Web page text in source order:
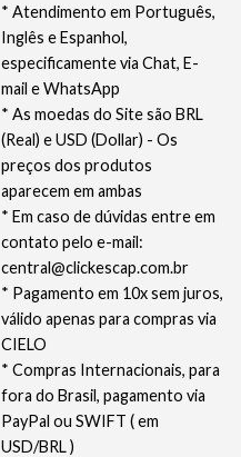
* Atendimento em Português,
Inglês e Espanhol,
especificamente via Chat, E-
mail e WhatsApp
* As moedas do Site são BRL
(Real) e USD (Dollar) - Os
preços dos produtos
aparecem em ambas
* Em caso de dúvidas entre em
contato pelo e-mail:
central@clickescap.com.br
* Pagamento em 10x sem juros,
válido apenas para compras via
CIELO
* Compras Internacionais, para
fora do Brasil, pagamento via
PayPal ou SWIFT ( em
USD/BRL )